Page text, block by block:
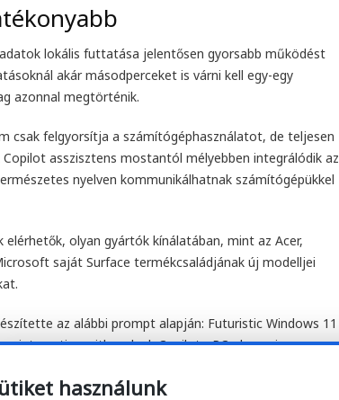
lokális futtatása jelentősen gyorsabb működést
akár másodperceket is várni kell egy-egy
azonnal megtörténik.
csak felgyorsítja a számítógéphasználatot, de teljesen
asszisztens mostantól mélyebben integrálódik az
nyelven kommunikálhatnak számítógépükkel
olyan gyártók kínálatában, mint az Acer,
saját Surface termékcsaládjának új modelljei
az alábbi prompt alapján: Futuristic Windows 11
interacting with a sleek Copilot+ PC, dynamic
product photograph.
használunk